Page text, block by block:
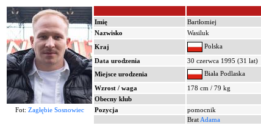
Imię
Bartłomiej
Nazwisko
Wasiluk
Kraj
Polska
Data urodzenia
30 czerwca 1995 (31 lat)
Miejsce urodzenia
Biała Podlaska
Wzrost / waga
178 cm / 79 kg
Obecny klub
Fot: Zagłębie Sosnowiec Pozycja
pomocnik
Brat Adama